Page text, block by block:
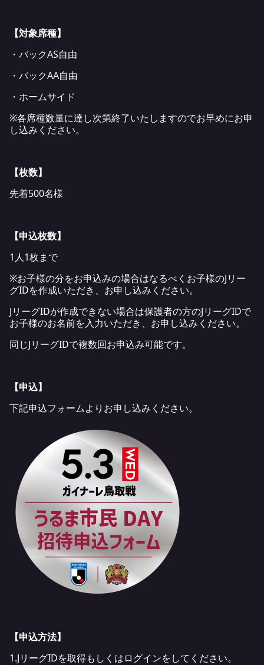
【対象席種】
・バックAS自由
・バックAA自由
・ホームサイド
※各席種数量に達し次第終了いたしますのでお早めにお申
し込みください。
【枚数】
先着500名様
【申込枚数】
1人1枚まで
※お子様の分をお申込みの場合はなるべくお子様のJリー
グIDを作成いただき、お申し込みください。
JリーグIDが作成できない場合は保護者の方のJリーグIDで
お子様のお名前を入力いただき、お申し込みください。
同じJリーグIDで複数回お申込み可能です。
【申込】
下記申込フォームよりお申し込みください。
【申込方法】
1.JリーグIDを取得もしくはログインをしてください。